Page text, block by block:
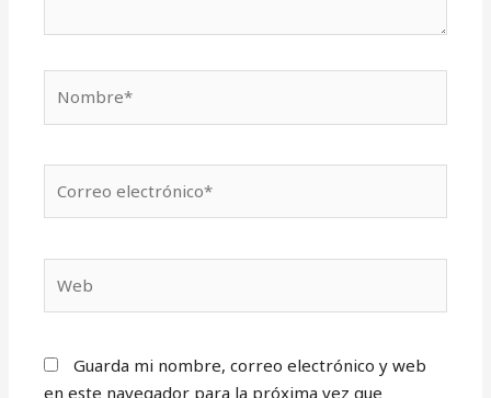
electrónico*
Guarda mi nombre, correo electrónico y web
en este navegador para la próxima vez que